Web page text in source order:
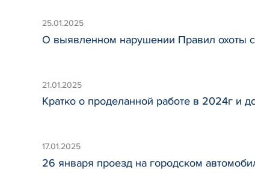
25.01.2025
О выявленном нарушении Правил охоты
21.01.2025
Кратко о проделанной работе в 2024г и
17.01.2025
26 января проезд на городском